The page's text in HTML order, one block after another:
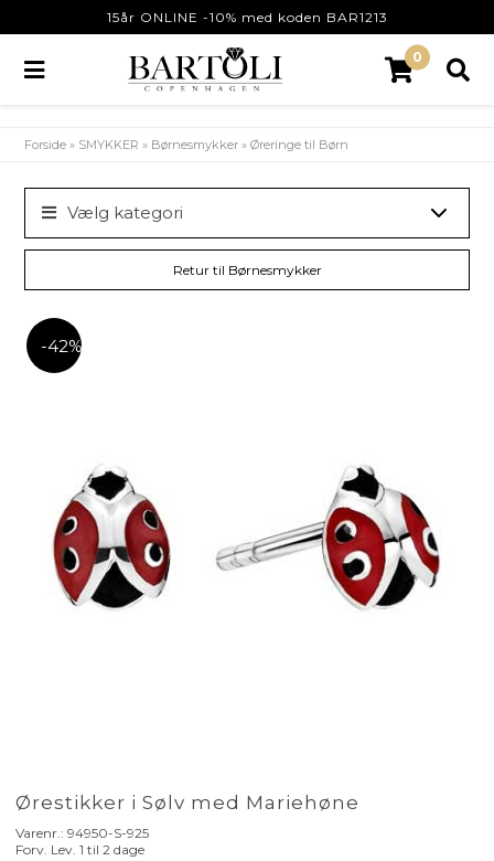
15år ONLINE -10% med koden BAR1213
0
Forside » SMYKKER » Børnesmykker »Øreringe til Børn
Vælg kategori
Retur til Børnesmykker
-42%
Ørestikker i Sølv med Mariehøne
Varenr.:94950-S-925
Forv. Lev. 1 til 2 dage